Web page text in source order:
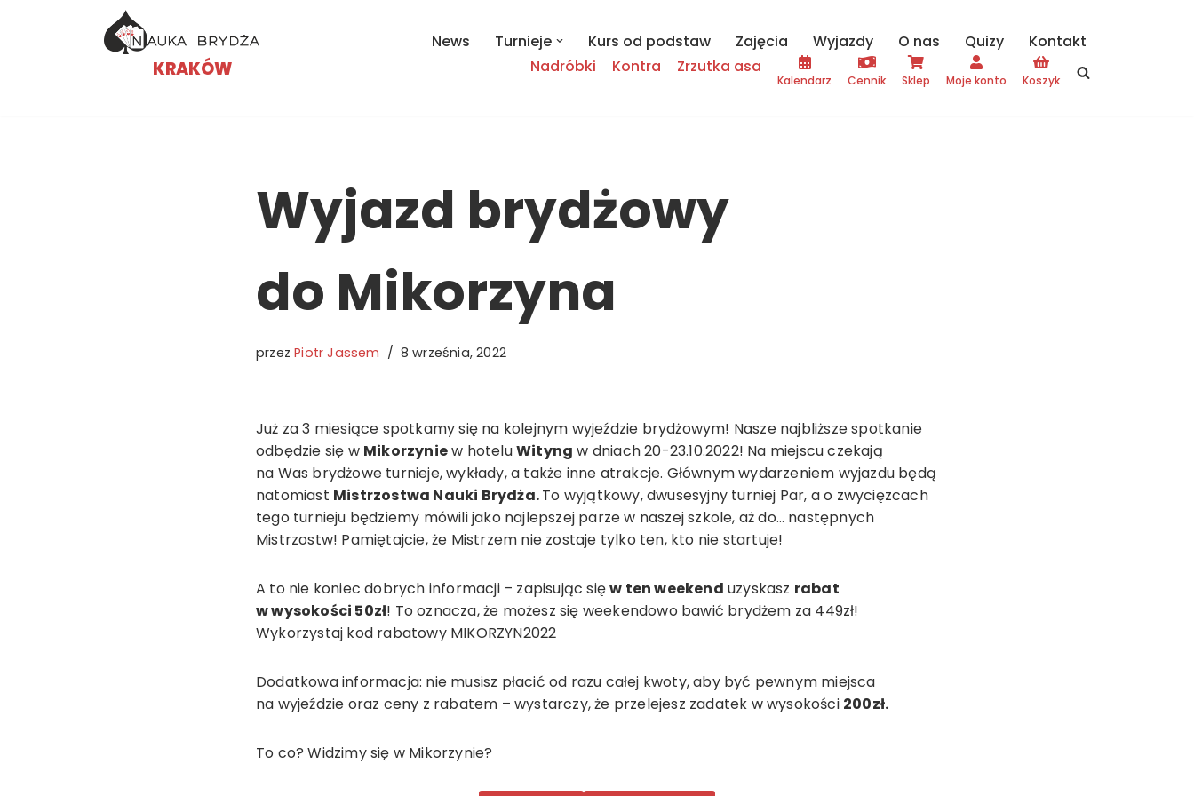
News Turnieje Kurs od podstaw Zajęcia Wyjazdy O nas Quizy Kontakt
KRAKÓW Nadróbki Kontra Zrzutka asa
Kalendarz Cennik Sklep Moje konto Koszyk
Wyjazd brydżowy
do Mikorzyna
przezPiotr Jassem 8 września, 2022
Już za 3 miesiące spotkamy się na kolejnym wyjeździe brydżowym! Nasze najbliższe spotkanie
odbędzie się w Mikorzyniew hoteluWityng w dniach 20-23.10.2022! Na miejscu czekają
na Was brydżowe turnieje, wykłady, a także inne atrakcje. Głównym wydarzeniem wyjazdu będą
natomiast Mistrzostwa Nauki Brydża.To wyjątkowy, dwusesyjny turniej Par, a o zwycięzcach
tego turnieju będziemy mówili jako najlepszej parze w naszej szkole, aż do… następnych
Mistrzostw! Pamiętajcie, że Mistrzem nie zostaje tylko ten, kto nie startuje!
A to nie koniec dobrych informacji – zapisując sięw ten weekend uzyskasz rabat
w wysokości 50zł! To oznacza, że możesz się weekendowo bawić brydżem za 449zł!
Wykorzystaj kod rabatowy MIKORZYN2022
Dodatkowa informacja: nie musisz płacić od razu całej kwoty, aby być pewnym miejsca
na wyjeździe oraz ceny z rabatem – wystarczy, że przelejesz zadatek w wysokości 200zł.
To co? Widzimy się w Mikorzynie?